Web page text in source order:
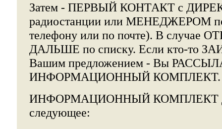
Затем - ПЕРВЫЙ КОНТАКТ с
радиостанции или МЕНЕДЖЕРОМ
телефону или по почте). В случае
ДАЛЬШЕ по списку. Если кто-то
Вашим предложением - Вы
ИНФОРМАЦИОННЫЙ КОМПЛЕКТ.
ИНФОРМАЦИОННЫЙ КОМПЛЕКТ
следующее: